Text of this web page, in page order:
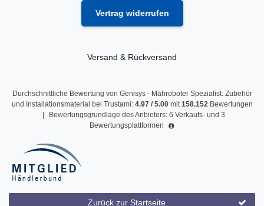
Vertrag widerrufen
Versand & Rückversand
Durchschnittliche Bewertung von Genisys - Mähroboter Spezialist: Zubehör
und Installationsmaterial bei Trustami: 4.97/ 5.00mit158.152 Bewertungen
|
Bewertungsgrundlage des Anbieters: 6 Verkaufs- und 3
Bewertungsplattformen
Zurück zur Startseite